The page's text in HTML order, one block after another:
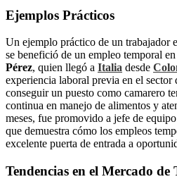
Ejemplos Prácticos
Un ejemplo práctico de un trabajador
se benefició de un empleo temporal
Pérez, quien llegó a Italia desde
experiencia laboral previa en el sector
conseguir un puesto como camarero
continua en manejo de alimentos y
meses, fue promovido a jefe de
que demuestra cómo los empleos
excelente puerta de entrada a
Tendencias en el Mercado